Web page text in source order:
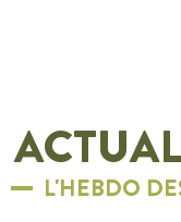
L'HEBDO